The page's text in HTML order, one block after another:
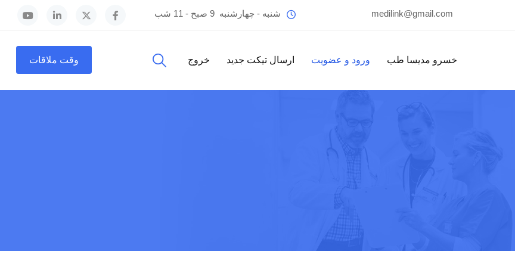
medilink@gmail.com شنبه - چهارشنبه9 صبح - 11 شب
خسرو مدیسا طب ورود و عضویت ارسال تیکت جدید خروج وقت ملاقات